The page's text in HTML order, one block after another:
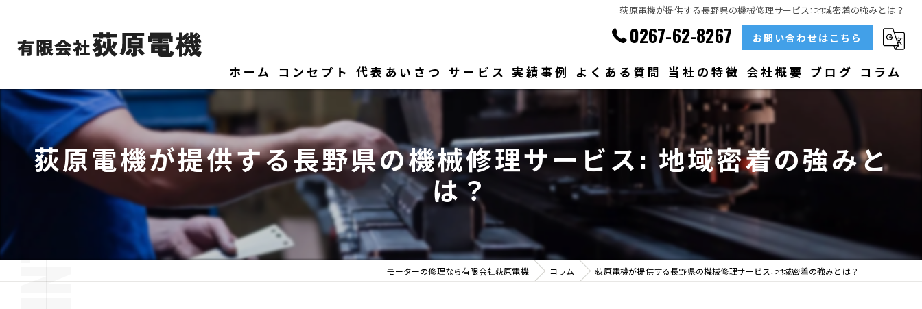
荻原電機が提供する長野県の機械修理サービス: 地域密着の強みとは？
0267-62-8267 お問い合わせはこちら
ホーム コンセプト 代表あいさつ サービス 実績事例 よくある質問 当社の特徴
ベアリング
大型
メンテナンス
販売
会社概要 ブログ コラム
荻原電機が提供する長野県の機械修理サービス: 地域密着の強みと
は？
モーターの修理なら有限会社荻原電機 コラム 荻原電機が提供する長野県の機械修理サービス: 地域密着の強みとは？